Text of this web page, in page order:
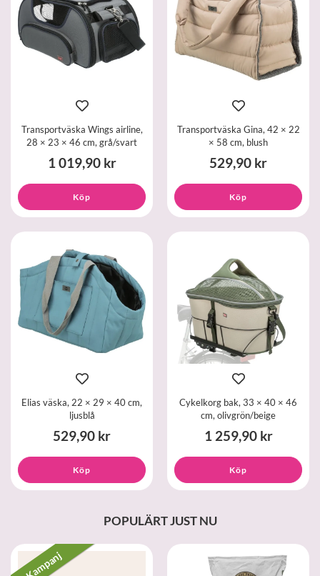
Transportväska Wings airline,
28 × 23 × 46 cm, grå/svart
1 019,90 kr
Köp
Transportväska Gina, 42 × 22
× 58 cm, blush
529,90 kr
Köp
Elias väska, 22 × 29 × 40 cm,
ljusblå
529,90 kr
Köp
Cykelkorg bak, 33 × 40 × 46
cm, olivgrön/beige
1 259,90 kr
Köp
POPULÄRT JUST NU
Kampanj